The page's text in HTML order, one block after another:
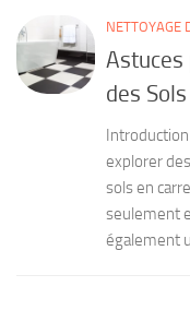
NETTOYAGE
Astuces
des
explorer
sols en
seulement
également